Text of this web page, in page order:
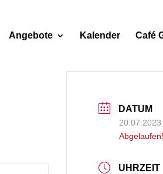
Angebote Kalender Café
DATUM
20.07.2023
Abgelaufen!
UHRZEIT